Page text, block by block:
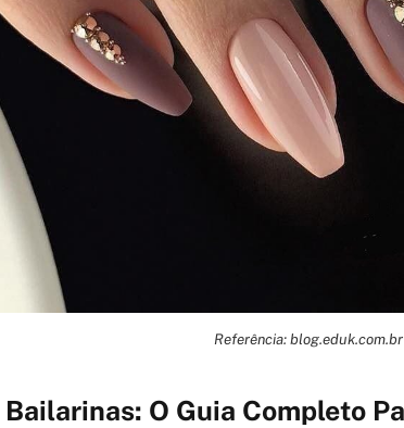
Referência: blog.eduk.com.br
Bailarinas: O Guia Completo